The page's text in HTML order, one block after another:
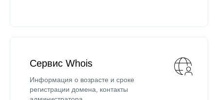
Сервис Whois
Информация о возрасте и сроке
регистрации домена, контакты